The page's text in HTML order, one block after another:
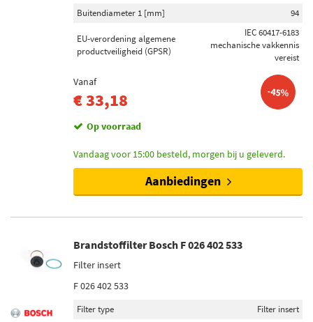
Buitendiameter 1 [mm]
94
EU-verordening algemene
productveiligheid (GPSR)
IEC 60417-6183
mechanische vakkennis
vereist
Vanaf
€ 33,18 -45%
Op voorraad
Vandaag voor 15:00 besteld, morgen bij u geleverd.
Aanbiedingen
Brandstoffilter Bosch F 026 402 533
Filter insert
F 026 402 533
Filter type
Filter insert